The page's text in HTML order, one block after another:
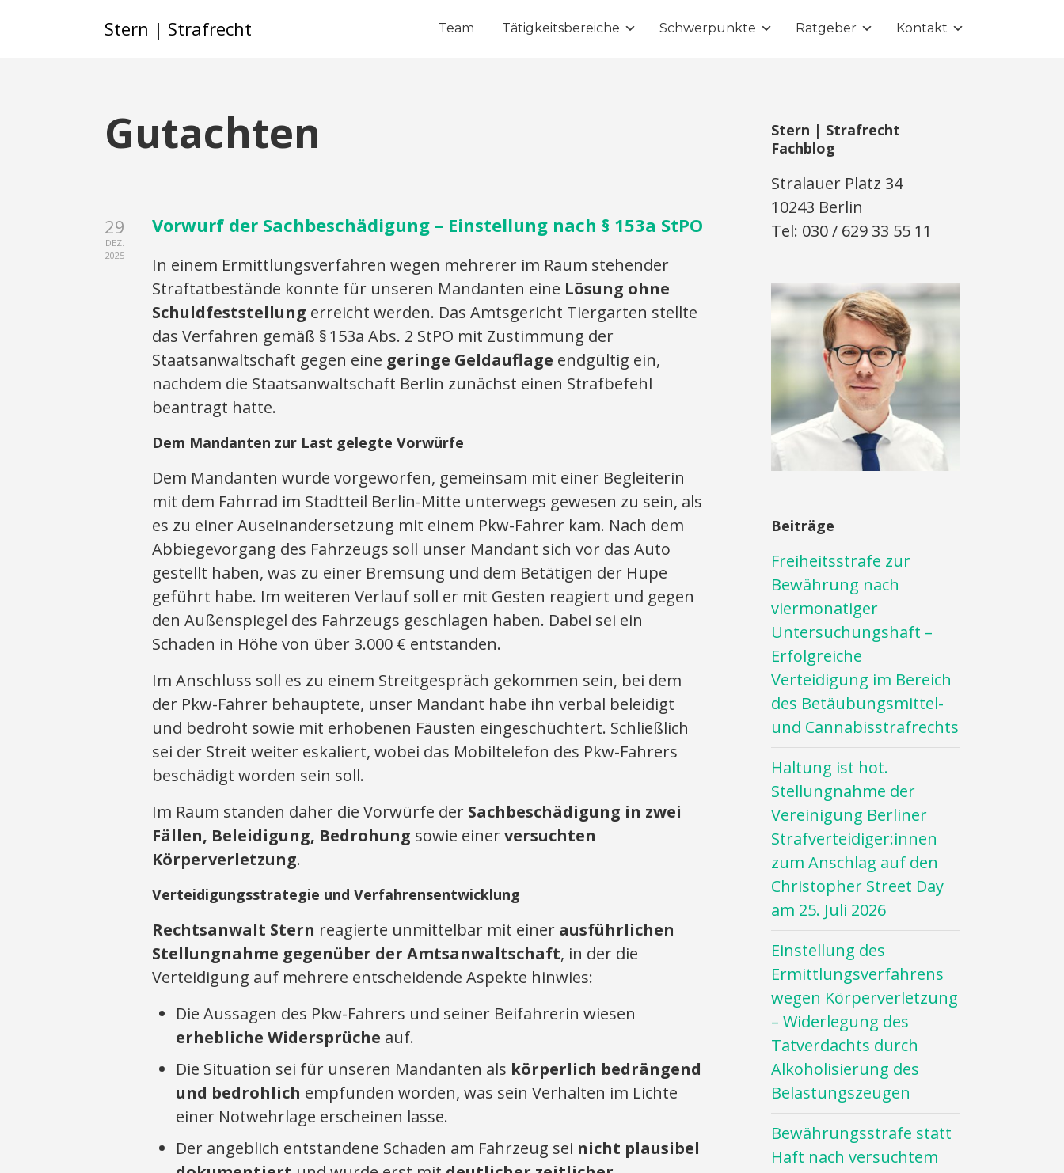
Stern | Strafrecht Team Tätigkeitsbereiche Schwerpunkte Ratgeber Kontakt
Gutachten
29
DEZ.
2025
Vorwurf der Sachbeschädigung – Einstellung nach § 153a StPO
In einem Ermittlungsverfahren wegen mehrerer im Raum stehender
Straftatbestände konnte für unseren Mandanten eine Lösung ohne
Schuldfeststellung erreicht werden. Das Amtsgericht Tiergarten stellte
das Verfahren gemäß § 153a Abs. 2 StPO mit Zustimmung der
Staatsanwaltschaft gegen eine geringe Geldauflage endgültig ein,
nachdem die Staatsanwaltschaft Berlin zunächst einen Strafbefehl
beantragt hatte.
Dem Mandanten zur Last gelegte Vorwürfe
Dem Mandanten wurde vorgeworfen, gemeinsam mit einer Begleiterin
mit dem Fahrrad im Stadtteil Berlin-Mitte unterwegs gewesen zu sein, als
es zu einer Auseinandersetzung mit einem Pkw-Fahrer kam. Nach dem
Abbiegevorgang des Fahrzeugs soll unser Mandant sich vor das Auto
gestellt haben, was zu einer Bremsung und dem Betätigen der Hupe
geführt habe. Im weiteren Verlauf soll er mit Gesten reagiert und gegen
den Außenspiegel des Fahrzeugs geschlagen haben. Dabei sei ein
Schaden in Höhe von über 3.000 € entstanden.
Im Anschluss soll es zu einem Streitgespräch gekommen sein, bei dem
der Pkw-Fahrer behauptete, unser Mandant habe ihn verbal beleidigt
und bedroht sowie mit erhobenen Fäusten eingeschüchtert. Schließlich
sei der Streit weiter eskaliert, wobei das Mobiltelefon des Pkw-Fahrers
beschädigt worden sein soll.
Im Raum standen daher die Vorwürfe der Sachbeschädigung in zwei
Fällen, Beleidigung, Bedrohung sowie einerversuchten
Körperverletzung.
Verteidigungsstrategie und Verfahrensentwicklung
Rechtsanwalt Stern reagierte unmittelbar mit einer ausführlichen
Stellungnahme gegenüber der Amtsanwaltschaft, in der die
Verteidigung auf mehrere entscheidende Aspekte hinwies:
Die Aussagen des Pkw-Fahrers und seiner Beifahrerin wiesen
erhebliche Widersprüche auf.
Die Situation sei für unseren Mandanten als körperlich bedrängend
und bedrohlich empfunden worden, was sein Verhalten im Lichte
einer Notwehrlage erscheinen lasse.
Der angeblich entstandene Schaden am Fahrzeug sei nicht plausibel
Stern | Strafrecht
Fachblog
Stralauer Platz 34
10243 Berlin
Tel: 030 / 629 33 55 11
Beiträge
Freiheitsstrafe zur
Bewährung nach
viermonatiger
Untersuchungshaft –
Erfolgreiche
Verteidigung im Bereich
des Betäubungsmittel-
und Cannabisstrafrechts
Haltung ist hot.
Stellungnahme der
Vereinigung Berliner
Strafverteidiger:innen
zum Anschlag auf den
Christopher Street Day
am 25. Juli 2026
Einstellung des
Ermittlungsverfahrens
wegen Körperverletzung
– Widerlegung des
Tatverdachts durch
Alkoholisierung des
Belastungszeugen
Bewährungsstrafe statt
Haft nach versuchtem